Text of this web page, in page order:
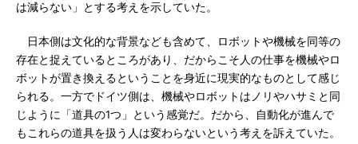
は減らない」とする考えを示していた。
日本側は文化的な背景なども含めて、ロボットや機械を同等の
存在と捉えているところがあり、だからこそ人の仕事を機械やロ
ボットが置き換えるということを身近に現実的なものとして感じ
られる。一方でドイツ側は、機械やロボットはノリやハサミと同
じように「道具の1つ」という感覚だ。だから、自動化が進んで
もこれらの道具を扱う人は変わらないという考えを訴えていた。